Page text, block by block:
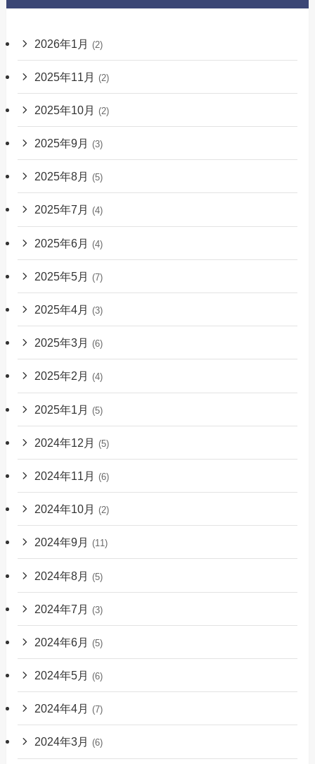
2026年1月 (2)
2025年11月 (2)
2025年10月 (2)
2025年9月 (3)
2025年8月 (5)
2025年7月 (4)
2025年6月 (4)
2025年5月 (7)
2025年4月 (3)
2025年3月 (6)
2025年2月 (4)
2025年1月 (5)
2024年12月 (5)
2024年11月 (6)
2024年10月 (2)
2024年9月 (11)
2024年8月 (5)
2024年7月 (3)
2024年6月 (5)
2024年5月 (6)
2024年4月 (7)
2024年3月 (6)